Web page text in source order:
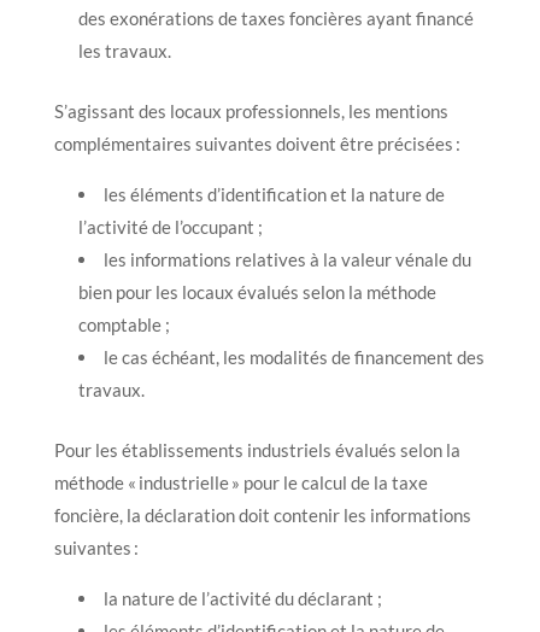
des exonérations de taxes foncières ayant financé
les travaux.
S’agissant des locaux professionnels, les mentions
complémentaires suivantes doivent être précisées :
les éléments d’identification et la nature de
l’activité de l’occupant ;
les informations relatives à la valeur vénale du
bien pour les locaux évalués selon la méthode
comptable ;
le cas échéant, les modalités de financement des
travaux.
Pour les établissements industriels évalués selon la
méthode « industrielle » pour le calcul de la taxe
foncière, la déclaration doit contenir les informations
suivantes :
la nature de l’activité du déclarant ;